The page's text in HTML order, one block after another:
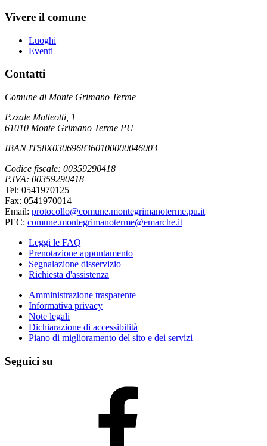
Vivere il comune
Luoghi
Eventi
Contatti
Comune di Monte Grimano Terme
P.zzale Matteotti, 1
61010 Monte Grimano Terme PU
IBAN IT58X0306968360100000046003
Codice fiscale: 00359290418
P.IVA: 00359290418
Tel: 0541970125
Fax: 0541970014
Email: protocollo@comune.montegrimanoterme.pu.it
PEC: comune.montegrimanoterme@emarche.it
Leggi le FAQ
Prenotazione appuntamento
Segnalazione disservizio
Richiesta d'assistenza
Amministrazione trasparente
Informativa privacy
Note legali
Dichiarazione di accessibilità
Piano di miglioramento del sito e dei servizi
Seguici su